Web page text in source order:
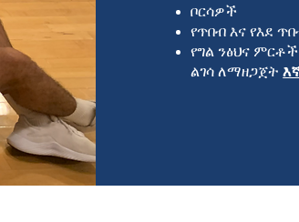
ቦርሳዎች
የጥበብ እና የእደ
የግል ንፅህና ምርቶች
ልገሳ ለማዘጋጀት